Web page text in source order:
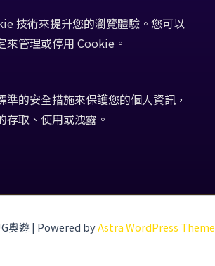
技術來提升您的瀏覽體驗。您可以
來管理或停用 Cookie。
準的安全措施來保護您的個人資訊，
存取、使用或洩露。
奧遊 | Powered byAstra WordPress Theme